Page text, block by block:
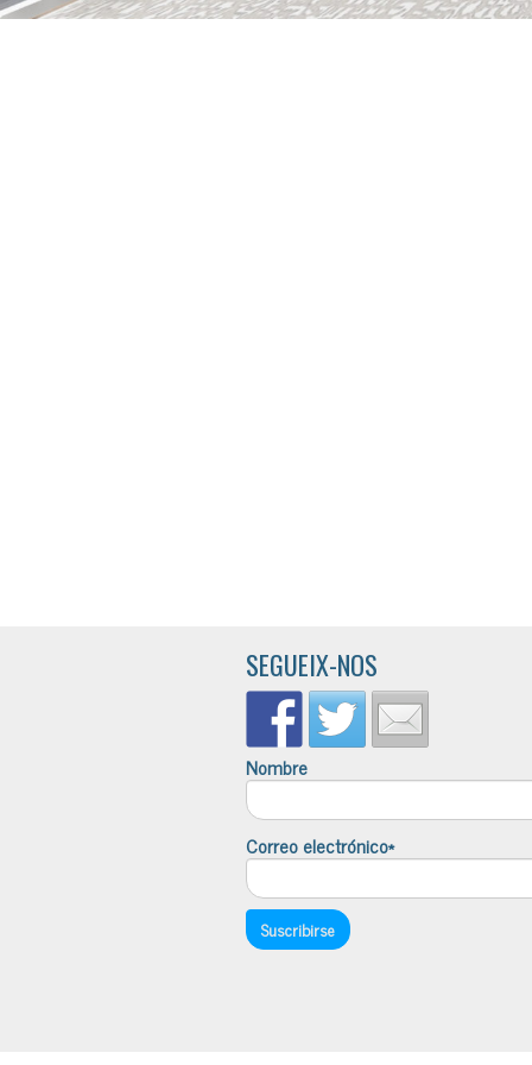
SEGUEIX-NOS
Nombre
Correo electrónico*